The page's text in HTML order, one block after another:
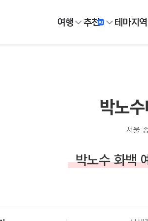
여행 추천 테마지역
박노
서울
박노수 화백